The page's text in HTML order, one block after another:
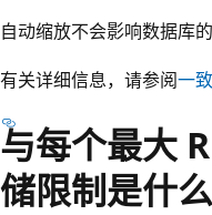
自动缩放不会影响数据库
有关详细信息，请参阅一
与每个最大
储限制是什么